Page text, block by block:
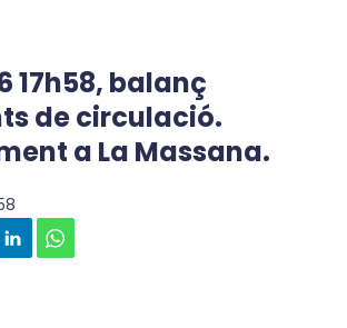
17h58, balanç
de circulació.
a La Massana.